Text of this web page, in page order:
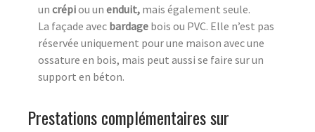
un crépiou un enduit, mais également seule.
La façade avec bardage bois ou PVC. Elle n’est pas
réservée uniquement pour une maison avec une
ossature en bois, mais peut aussi se faire sur un
support en béton.
Prestations complémentaires sur